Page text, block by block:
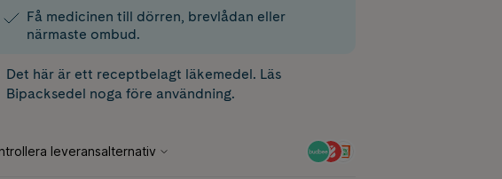
Få medicinen till dörren, brevlådan eller
närmaste ombud.
Det här är ett receptbelagt läkemedel. Läs
Bipacksedel noga före användning.